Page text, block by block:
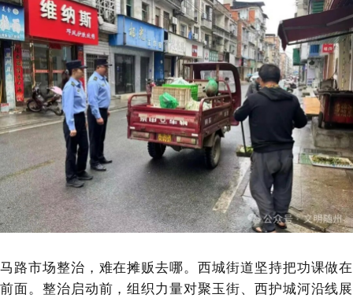
马路市场整治，难在摊贩去哪。西城街道坚持把功课做在
前面。整治启动前，组织力量对聚玉街、西护城河沿线展